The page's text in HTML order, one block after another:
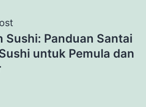
Sushi: Panduan Santai
untuk Pemula dan